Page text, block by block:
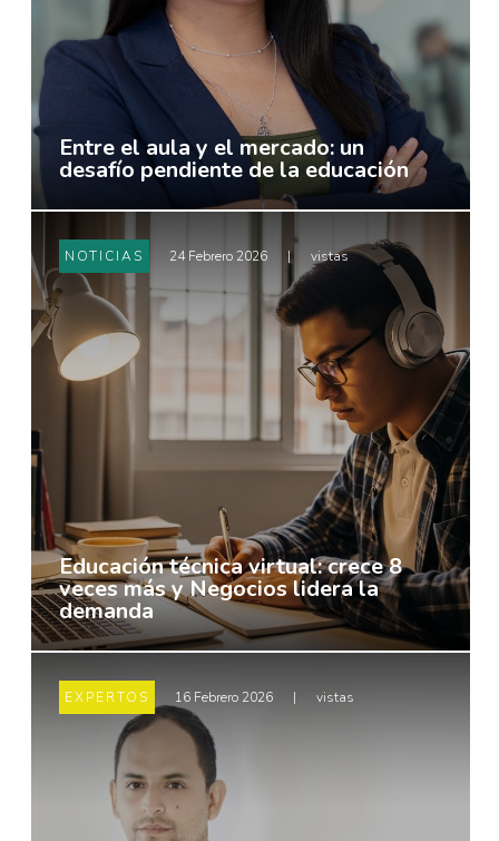
Entre el aula y el mercado: un
desafío pendiente de la educación
NOTICIAS 24 Febrero 2026 | vistas
Educación técnica virtual: crece 8
veces más y Negocios lidera la
demanda
EXPERTOS 16 Febrero 2026 | vistas